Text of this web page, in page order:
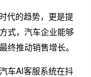
代的趋势，更是提
式，汽车企业能够
终推动销售增长。
车AI客服系统在抖